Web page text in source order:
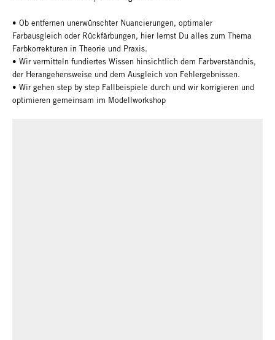
• Ob entfernen unerwünschter Nuancierungen, optimaler
Farbausgleich oder Rückfärbungen, hier lernst Du alles zum Thema
Farbkorrekturen in Theorie und Praxis.
• Wir vermitteln fundiertes Wissen hinsichtlich dem Farbverständnis,
der Herangehensweise und dem Ausgleich von Fehlergebnissen.
• Wir gehen step by step Fallbeispiele durch und wir korrigieren und
optimieren gemeinsam im Modellworkshop